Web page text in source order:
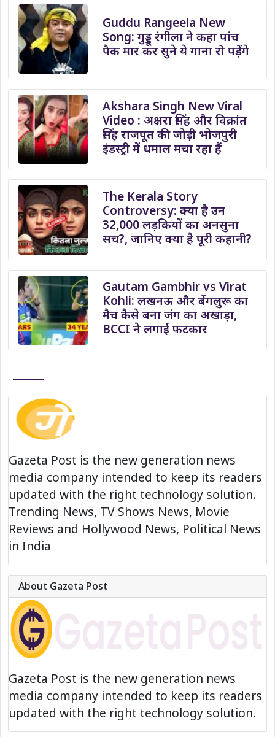
Guddu Rangeela New
Song: गुड्डू रंगीला ने कहा पांच
पैक मार कर सुने ये गाना रो पड़ेंगे
Akshara Singh New Viral
Video : अक्षरा सिंह और विक्रांत
सिंह राजपूत की जोड़ी भोजपुरी
इंडस्ट्री में धमाल मचा रहा हैं
The Kerala Story
Controversy: क्या है उन
32,000 लड़कियों का अनसुना
सच?, जानिए क्या है पूरी कहानी?
Gautam Gambhir vs Virat
Kohli: लखनऊ और बेंगलुरू का
मैच कैसे बना जंग का अखाड़ा,
BCCI ने लगाई फटकार
Gazeta Post is the new generation news
media company intended to keep its readers
updated with the right technology solution.
Trending News, TV Shows News, Movie
Reviews and Hollywood News, Political News
in India
About Gazeta Post
Gazeta Post is the new generation news
media company intended to keep its readers
updated with the right technology solution.